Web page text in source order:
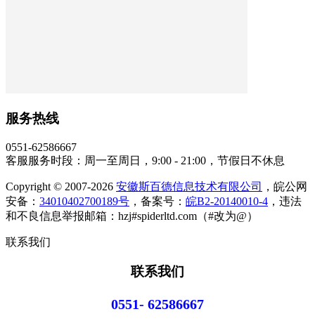
服务热线
0551-62586667
客服服务时段：周一至周日，9:00 - 21:00，节假日不休息
Copyright © 2007-2026 安徽斯百德信息技术有限公司
，皖公网
安备： 34010402700189号 ，备案号： 皖B2-20140010-4 ，违法
和不良信息举报邮箱：hzj#spiderltd.com（#改为@）
联系我们
联系我们
0551- 62586667